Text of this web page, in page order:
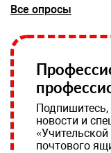
Все опросы
новости и
почтового